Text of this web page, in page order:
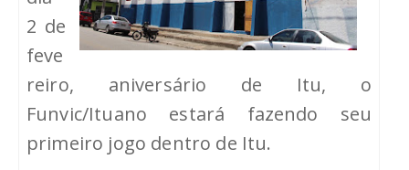
2 de
feve
reiro, aniversário de Itu, o
Funvic/Ituano estará fazendo seu
primeiro jogo dentro de Itu.